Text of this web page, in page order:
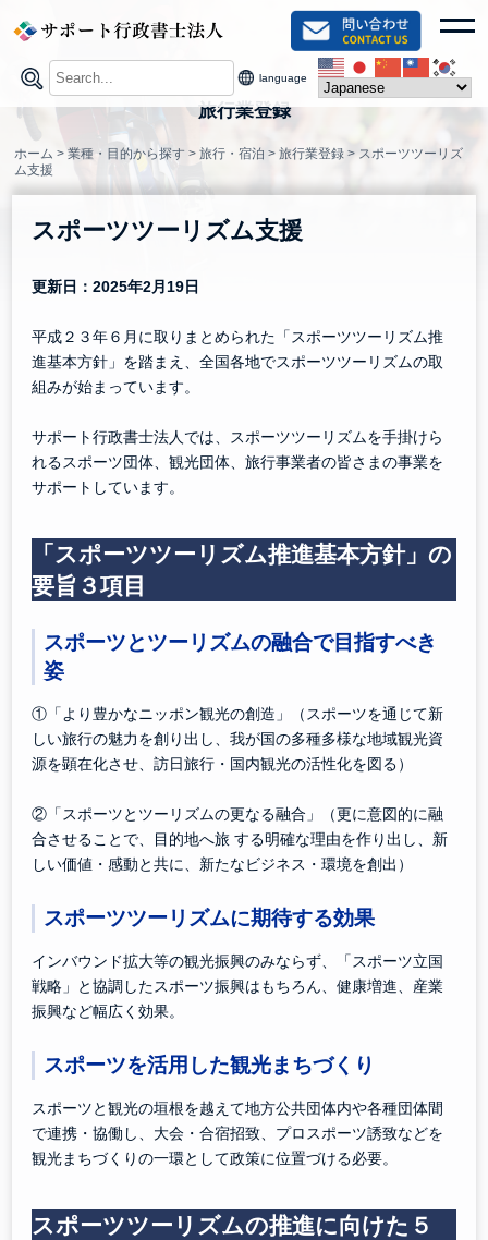
content
language
旅行業登録
ホーム >業種・目的から探す >旅行・宿泊 >旅行業登録 > スポーツツーリズ
ム支援
スポーツツーリズム支援
更新日：2025年2月19日
平成２３年６月に取りまとめられた「スポーツツーリズム推
進基本方針」を踏まえ、全国各地でスポーツツーリズムの取
組みが始まっています。
サポート行政書士法人では、スポーツツーリズムを手掛けら
れるスポーツ団体、観光団体、旅行事業者の皆さまの事業を
サポートしています。
「スポーツツーリズム推進基本方針」の
要旨３項目
スポーツとツーリズムの融合で目指すべき
姿
①「より豊かなニッポン観光の創造」（スポーツを通じて新
しい旅行の魅力を創り出し、我が国の多種多様な地域観光資
源を顕在化させ、訪日旅行・国内観光の活性化を図る）
②「スポーツとツーリズムの更なる融合」（更に意図的に融
合させることで、目的地へ旅 する明確な理由を作り出し、新
しい価値・感動と共に、新たなビジネス・環境を創出）
スポーツツーリズムに期待する効果
インバウンド拡大等の観光振興のみならず、「スポーツ立国
戦略」と協調したスポーツ振興はもちろん、健康増進、産業
振興など幅広く効果。
スポーツを活用した観光まちづくり
スポーツと観光の垣根を越えて地方公共団体内や各種団体間
で連携・協働し、大会・合宿招致、プロスポーツ誘致などを
観光まちづくりの一環として政策に位置づける必要。
スポーツツーリズムの推進に向けた５